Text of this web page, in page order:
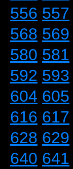
556 557
568 569
580 581
592 593
604 605
616 617
628 629
640 641